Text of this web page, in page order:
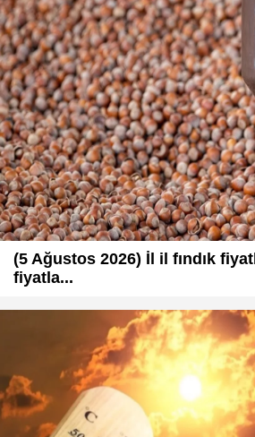
(5 Ağustos 2026) İl il fındık
fiyatla...